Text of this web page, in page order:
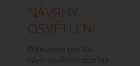
NÁVRHY
OSVĚTLENÍ
Připravíme pro Vás
návrh osvětlení zdarma.